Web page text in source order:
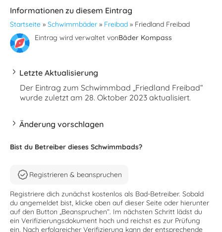
Informationen zu diesem Eintrag
Startseite » Schwimmbäder » Freibad » Friedland Freibad
Eintrag wird verwaltet vonBäder Kompass
Letzte Aktualisierung
Der Eintrag zum Schwimmbad „Friedland Freibad“
wurde zuletzt am 28. Oktober 2023 aktualisiert.
Änderung vorschlagen
Bist du Betreiber dieses Schwimmbads?
Registrieren & beanspruchen
Registriere dich zunächst kostenlos als Bad-Betreiber. Sobald
du angemeldet bist, klicke oben auf dieser Seite oder hierunter
auf den Button „Beanspruchen“. Im nächsten Schritt lädst du
ein Verifizierungsdokument hoch und reichst es zur Prüfung
ein. Nach erfolgreicher Verifizierung kann der entsprechende